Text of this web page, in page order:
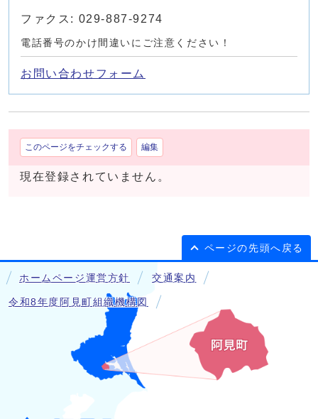
ファクス: 029-887-9274
電話番号のかけ間違いにご注意ください！
お問い合わせフォーム
このページをチェックする 編集
現在登録されていません。
ページの先頭へ戻る
ホームページ運営方針 交通案内
令和8年度阿見町組織機構図